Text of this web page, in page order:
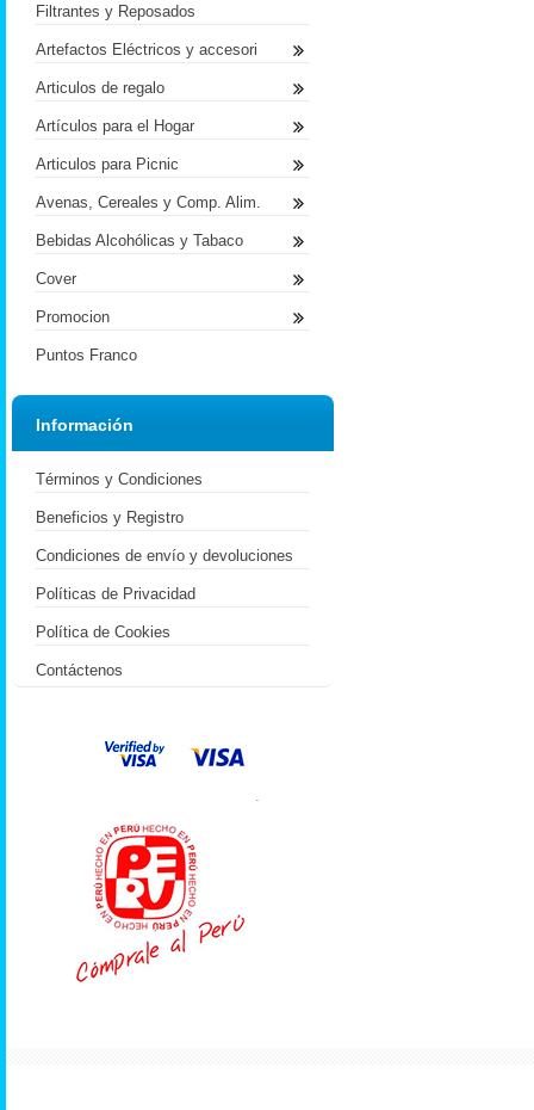
Filtrantes y Reposados
Artefactos Eléctricos y accesori
Articulos de regalo
Artículos para el Hogar
Articulos para Picnic
Avenas, Cereales y Comp. Alim.
Bebidas Alcohólicas y Tabaco
Cover
Promocion
Puntos Franco
Información
Términos y Condiciones
Beneficios y Registro
Condiciones de envío y devoluciones
Políticas de Privacidad
Política de Cookies
Contáctenos
.